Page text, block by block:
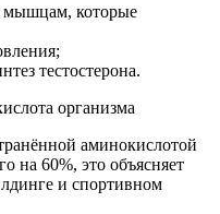
мышцам, которые
тестостерона.
аминокислотой
на 60%, это объясняет
и спортивном